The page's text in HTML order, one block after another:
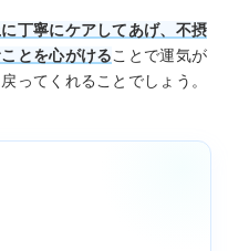
丁寧にケアしてあげ、不摂
とを心がけることで運気が
ってくれることでしょう。